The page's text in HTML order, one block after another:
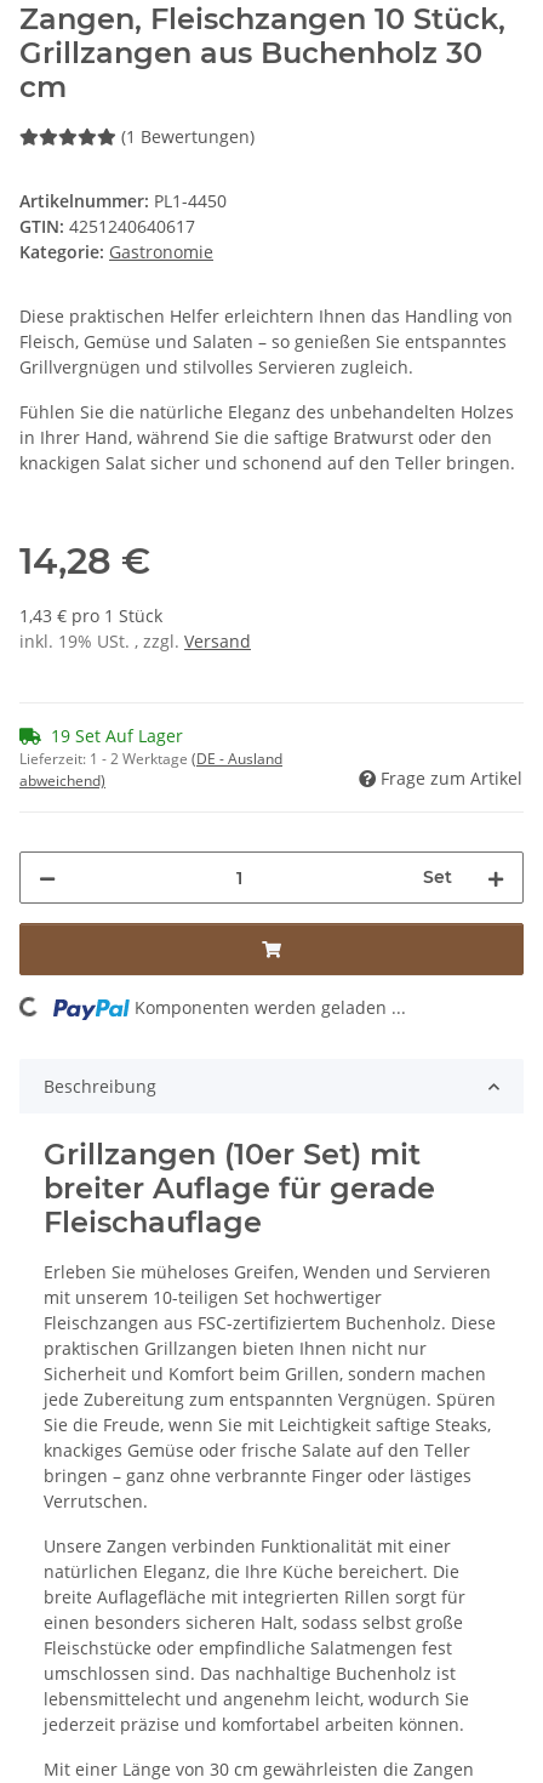
Zangen, Fleischzangen 10 Stück,
Grillzangen aus Buchenholz 30
cm
(1 Bewertungen)
Artikelnummer: PL1-4450
GTIN: 4251240640617
Kategorie: Gastronomie
Diese praktischen Helfer erleichtern Ihnen das Handling von
Fleisch, Gemüse und Salaten – so genießen Sie entspanntes
Grillvergnügen und stilvolles Servieren zugleich.
Fühlen Sie die natürliche Eleganz des unbehandelten Holzes
in Ihrer Hand, während Sie die saftige Bratwurst oder den
knackigen Salat sicher und schonend auf den Teller bringen.
14,28 €
1,43 € pro 1 Stück
inkl. 19% USt. , zzgl. Versand
19 Set Auf Lager
Lieferzeit: 1 - 2 Werktage (DE - Ausland
abweichend)
Frage zum Artikel
Set
Komponenten werden geladen ...
Beschreibung
Grillzangen (10er Set) mit
breiter Auflage für gerade
Fleischauflage
Erleben Sie müheloses Greifen, Wenden und Servieren
mit unserem 10-teiligen Set hochwertiger
Fleischzangen aus FSC-zertifiziertem Buchenholz. Diese
praktischen Grillzangen bieten Ihnen nicht nur
Sicherheit und Komfort beim Grillen, sondern machen
jede Zubereitung zum entspannten Vergnügen. Spüren
Sie die Freude, wenn Sie mit Leichtigkeit saftige Steaks,
knackiges Gemüse oder frische Salate auf den Teller
bringen – ganz ohne verbrannte Finger oder lästiges
Verrutschen.
Unsere Zangen verbinden Funktionalität mit einer
natürlichen Eleganz, die Ihre Küche bereichert. Die
breite Auflagefläche mit integrierten Rillen sorgt für
einen besonders sicheren Halt, sodass selbst große
Fleischstücke oder empfindliche Salatmengen fest
umschlossen sind. Das nachhaltige Buchenholz ist
lebensmittelecht und angenehm leicht, wodurch Sie
jederzeit präzise und komfortabel arbeiten können.
Mit einer Länge von 30 cm gewährleisten die Zangen